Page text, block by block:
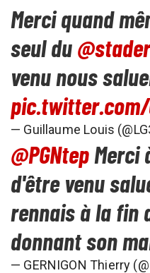
Merci quand
seul du
venu nous
— Guillaume Louis
@PGNtepMerci
d'être venu
rennais à la fin
donnant son
— GERNIGON Thierry